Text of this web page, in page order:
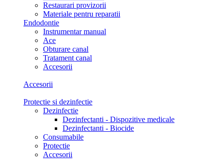
Restaurari provizorii
Materiale pentru reparatii
Endodontie
Instrumentar manual
Ace
Obturare canal
Tratament canal
Accesorii
Accesorii
Protectie si dezinfectie
Dezinfectie
Dezinfectanti - Dispozitive medicale
Dezinfectanti - Biocide
Consumabile
Protectie
Accesorii